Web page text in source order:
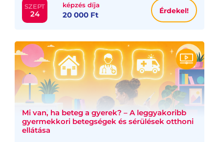
SZEPT
24
képzés díja
20 000 Ft Érdekel!
Mi van, ha beteg a gyerek? – A leggyakoribb
gyermekkori betegségek és sérülések otthoni
ellátása